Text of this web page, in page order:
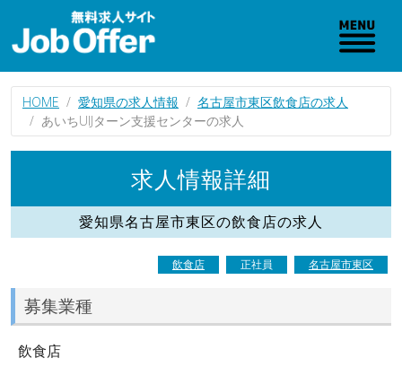
HOME 愛知県の求人情報
名古屋市東区飲食店の求人
あいちUIJターン支援センターの求人
求人情報詳細
愛知県名古屋市東区の飲食店の求人
飲食店 正社員 名古屋市東区
募集業種
飲食店